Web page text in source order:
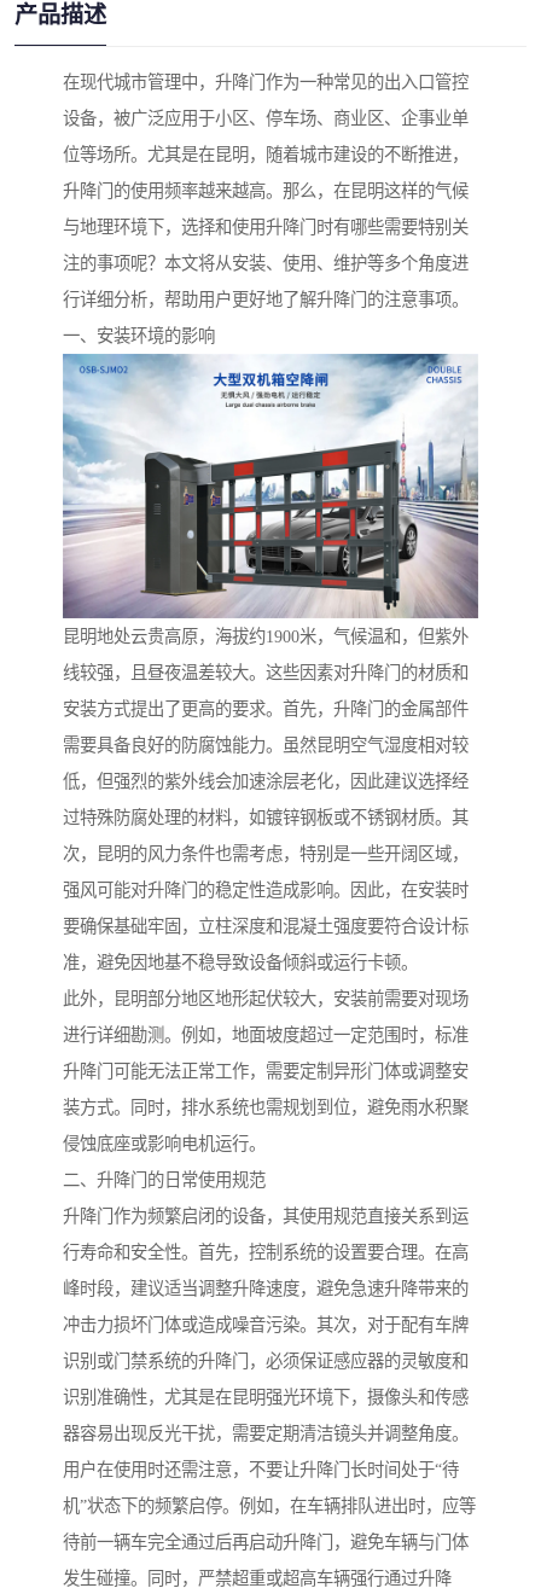
产品描述
在现代城市管理中，升降门作为一种常见的出入口管控
设备，被广泛应用于小区、停车场、商业区、企事业单
位等场所。尤其是在昆明，随着城市建设的不断推进，
升降门的使用频率越来越高。那么，在昆明这样的气候
与地理环境下，选择和使用升降门时有哪些需要特别关
注的事项呢？本文将从安装、使用、维护等多个角度进
行详细分析，帮助用户更好地了解升降门的注意事项。
一、安装环境的影响
昆明地处云贵高原，海拔约1900米，气候温和，但紫外
线较强，且昼夜温差较大。这些因素对升降门的材质和
安装方式提出了更高的要求。首先，升降门的金属部件
需要具备良好的防腐蚀能力。虽然昆明空气湿度相对较
低，但强烈的紫外线会加速涂层老化，因此建议选择经
过特殊防腐处理的材料，如镀锌钢板或不锈钢材质。其
次，昆明的风力条件也需考虑，特别是一些开阔区域，
强风可能对升降门的稳定性造成影响。因此，在安装时
要确保基础牢固，立柱深度和混凝土强度要符合设计标
准，避免因地基不稳导致设备倾斜或运行卡顿。
此外，昆明部分地区地形起伏较大，安装前需要对现场
进行详细勘测。例如，地面坡度超过一定范围时，标准
升降门可能无法正常工作，需要定制异形门体或调整安
装方式。同时，排水系统也需规划到位，避免雨水积聚
侵蚀底座或影响电机运行。
二、升降门的日常使用规范
升降门作为频繁启闭的设备，其使用规范直接关系到运
行寿命和安全性。首先，控制系统的设置要合理。在高
峰时段，建议适当调整升降速度，避免急速升降带来的
冲击力损坏门体或造成噪音污染。其次，对于配有车牌
识别或门禁系统的升降门，必须保证感应器的灵敏度和
识别准确性，尤其是在昆明强光环境下，摄像头和传感
器容易出现反光干扰，需要定期清洁镜头并调整角度。
用户在使用时还需注意，不要让升降门长时间处于“待
机”状态下的频繁启停。例如，在车辆排队进出时，应等
待前一辆车完全通过后再启动升降门，避免车辆与门体
发生碰撞。同时，严禁超重或超高车辆强行通过升降